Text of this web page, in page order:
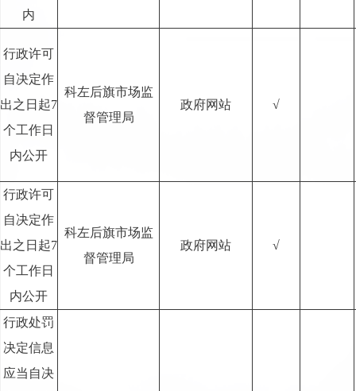
内
行政许可
自决定作
出之日起7
个工作日
内公开
科左后旗市场监
督管理局
政府网站 √
行政许可
自决定作
出之日起7
个工作日
内公开
科左后旗市场监
督管理局
政府网站 √
行政处罚
决定信息
应当自决